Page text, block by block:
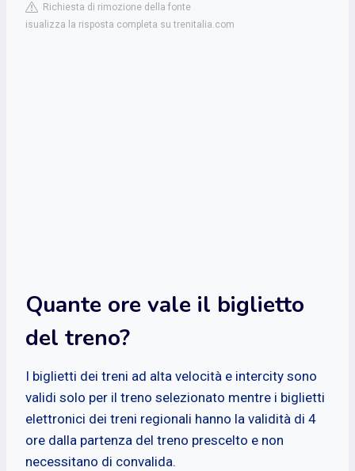
Richiesta di rimozione della fonte
isualizza la risposta completa su trenitalia.com
Quante ore vale il biglietto
del treno?
I biglietti dei treni ad alta velocità e intercity sono
validi solo per il treno selezionato mentre i biglietti
elettronici dei treni regionali hanno la validità di 4
ore dalla partenza del treno prescelto e non
necessitano di convalida.